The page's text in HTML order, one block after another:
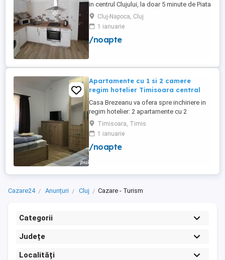
in centrul Clujului, la doar 5 minute de Piata
Mihai Viteazu, intr-un bloc nou.
Apartamentul este mobilat si utilat
complet, avand aragaz, hota, cuptor de
microunde, fierbator de apa, masina de
Cluj-Napoca, Cluj
1 ianuarie
/noapte
Apartamente cu 1 si 2 camere
regim hotelier Timisoara central
Casa Brezeanu va ofera spre inchiriere in
regim hotelier: 2 apartamente cu 2
dormitoare, baie si bucatarie proprie. (4
locuri cazare in fiecare apartament) 1
apartament cu 1 dormitor, baie si
bucatarie proprie. (3 locuri cazare) Fiecare
Timisoara, Timis
1 ianuarie
/noapte
Cazare24 Anunțuri Cluj Cazare - Turism
Categorii
Județe
Localități